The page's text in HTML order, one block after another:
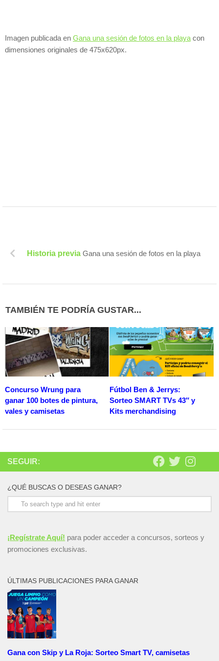
Imagen publicada en Gana una sesión de fotos en la playa con
dimensiones originales de 475x620px.
Historia previa Gana una sesión de fotos en la playa
TAMBIÉN TE PODRÍA GUSTAR...
Concurso Wrung para
ganar 100 botes de pintura,
vales y camisetas
Fútbol Ben & Jerrys:
Sorteo SMART TVs 43″ y
Kits merchandising
SEGUIR:
¿QUÉ BUSCAS O DESEAS GANAR?
¡Regístrate Aquí! para poder acceder a concursos, sorteos y
promociones exclusivas.
ÚLTIMAS PUBLICACIONES PARA GANAR
Gana con Skip y La Roja: Sorteo Smart TV, camisetas